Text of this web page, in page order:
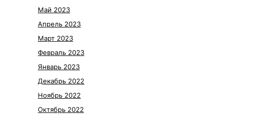
Май 2023
Апрель 2023
Март 2023
Февраль 2023
Январь 2023
Декабрь 2022
Ноябрь 2022
Октябрь 2022